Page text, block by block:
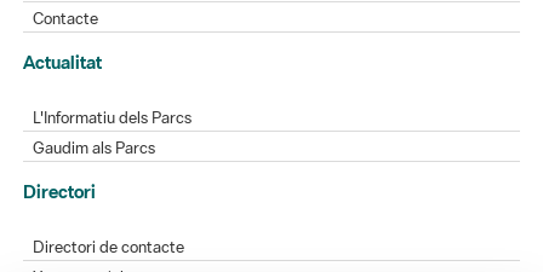
Contacte
Actualitat
L'Informatiu dels Parcs
Gaudim als Parcs
Directori
Directori de contacte